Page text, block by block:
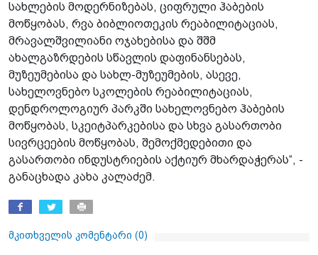
სახლების მოდერნიზებას, ციფრული ჰაბების
მოწყობას, რვა ბიბლიოთეკის რეაბილიტაციას,
მრავალშვილიანი ოჯახებისა და შშმ
ახალგაზრდების სწავლის დაფინანსებას,
მუზეუმებისა და სახლ-მუზეუმების, ასევე,
სახელოვნებო სკოლების რეაბილიტაციას,
დენდროლოგიურ პარკში სახელოვნებო ჰაბების
მოწყობას, სკეიტპარკებისა და სხვა გასართობი
სივრცეების მოწყობას, შემოქმედებითი და
გასართობი ინდუსტრიების აქტიურ მხარდაჭერას“, -
განაცხადა კახა კალაძემ.
მკითხველის კომენტარი (0)